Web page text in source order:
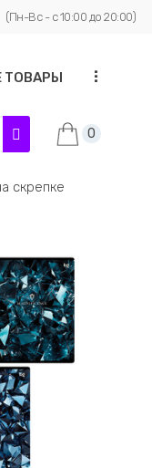
(Пн-Вс - с 10:00 до 20:00)
ТОВАРЫ ...
0
скрепке